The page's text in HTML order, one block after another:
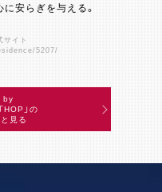
安らぎを与える。
イト
5207/
by
HOP」の
見る